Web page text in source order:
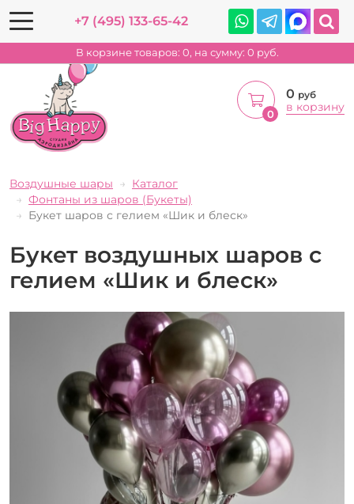
+7 (495) 133-65-42
В корзине товаров: 0, на сумму: 0 руб.
0
0 руб
в корзину
Воздушные шары
Каталог
Фонтаны из шаров (Букеты)
Букет шаров с гелием «Шик и блеск»
Букет воздушных шаров с
гелием «Шик и блеск»